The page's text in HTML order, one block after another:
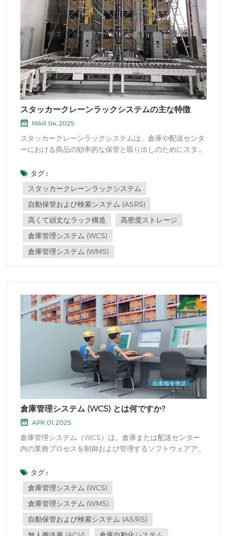
スタッカークレーンラックシステムの主な特徴
MAR 04, 2025
スタッカークレーンラックシステムは、倉庫や配送センタ
ーにおける商品の効率的な保管と取り出しのためにスタッ
種です。このシステムは、通常、垂直の高い通路を形成す
る一連のラック構造と、これらの通路に沿って移動しなが
ら保管と取り出しを行うスタッカークレーンで...
タグ :
スタッカークレーンラックシステム
自動保管および検索システム (ASRS)
高くて頑丈なラック構造
高密度ストレージ
倉庫管理システム (WCS)
倉庫管理システム (WMS)
倉庫管理システム (WCS) とは何ですか?
APR 01, 2025
倉庫管理システム（WCS）は、倉庫または配送センター
内の業務プロセスを制御および管理するソフトウェアアプ
テム（WMS）と、コンベア、ソーター、無人搬送車
（AGV）、ロボットシステム、自動倉庫（AS/RS）などの
倉庫フロアの自動化機器との間の中間層として機能しま
す...
タグ :
倉庫管理システム (WCS)
倉庫管理システム (WMS)
自動保管および検索システム (AS/RS)